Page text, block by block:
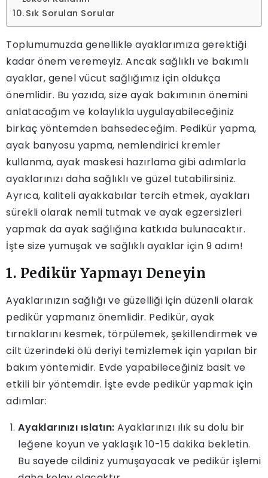
Sık Sorulan Sorular
Toplumumuzda genellikle ayaklarımıza gerektiği
kadar önem veremeyiz. Ancak sağlıklı ve bakımlı
ayaklar, genel vücut sağlığımız için oldukça
önemlidir. Bu yazıda, size ayak bakımının önemini
anlatacağım ve kolaylıkla uygulayabileceğiniz
birkaç yöntemden bahsedeceğim. Pedikür yapma,
ayak banyosu yapma, nemlendirici kremler
kullanma, ayak maskesi hazırlama gibi adımlarla
ayaklarınızı daha sağlıklı ve güzel tutabilirsiniz.
Ayrıca, kaliteli ayakkabılar tercih etmek, ayakları
sürekli olarak nemli tutmak ve ayak egzersizleri
yapmak da ayak sağlığına katkıda bulunacaktır.
İşte size yumuşak ve sağlıklı ayaklar için 9 adım!
1. Pedikür Yapmayı Deneyin
Ayaklarınızın sağlığı ve güzelliği için düzenli olarak
pedikür yapmanız önemlidir. Pedikür, ayak
tırnaklarını kesmek, törpülemek, şekillendirmek ve
cilt üzerindeki ölü deriyi temizlemek için yapılan bir
bakım yöntemidir. Evde yapabileceğiniz basit ve
etkili bir yöntemdir. İşte evde pedikür yapmak için
adımlar:
Ayaklarınızı ıslatın: Ayaklarınızı ılık su dolu bir
leğene koyun ve yaklaşık 10-15 dakika bekletin.
Bu sayede cildiniz yumuşayacak ve pedikür işlemi